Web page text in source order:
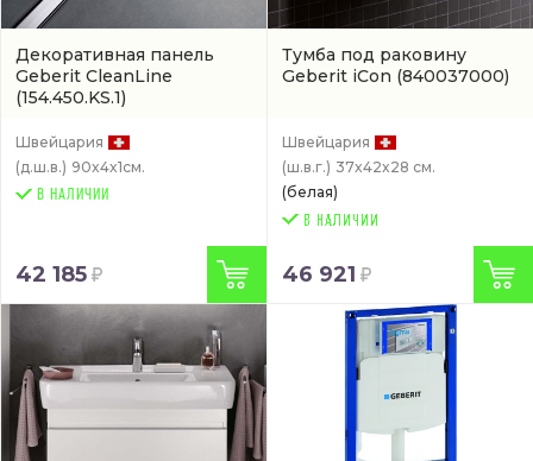
Декоративная панель
Geberit CleanLine
(154.450.KS.1)
Швейцария
(д.ш.в.) 90x4x1см.
В НАЛИЧИИ
42 185
Тумба под раковину
Geberit iCon (840037000)
Швейцария
(ш.в.г.) 37x42x28 см.
(белая)
46 921